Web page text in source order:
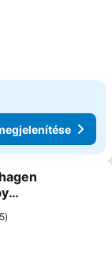
kedvencekhez